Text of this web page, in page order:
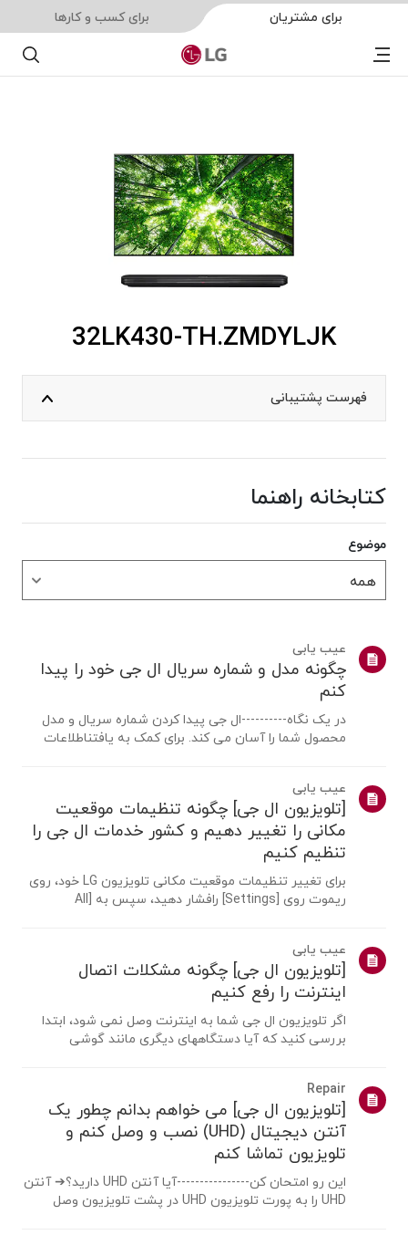
برای مشتریان برای کسب و کارها
Menu جستجو
32LK430-TH.ZMDYLJK
فهرست پشتیبانی
کتابخانه راهنما
موضوع
عیب یابی
چگونه مدل و شماره سریال ال جی خود را پیدا
کنم
در یک نگاه----------ال جی پیدا کردن شماره سریال و مدل
محصول شما را آسان می کند. برای کمک به یافتناطلاعات
مدل ها ایجاد شده است، بنابرا...
عیب یابی
[تلویزیون ال جی] چگونه تنظیمات موقعیت
مکانی را تغییر دهیم و کشور خدمات ال جی را
تنظیم کنیم
برای تغییر تنظیمات موقعیت مکانی تلویزیون LG خود، روی
ریموت روی [Settings] رافشار دهید، سپس به [All
متفاوت باشد. تنظیمات ست تاپ باکس ممکناست برای
مدل...
عیب یابی
[تلویزیون ال جی] چگونه مشکلات اتصال
اینترنت را رفع کنیم
اگر تلویزیون ال جی شما به اینترنت وصل نمی شود، ابتدا
بررسی کنید که آیا دستگاههای دیگری مانند گوشی
مشکل از روتر یا ارائه دهنده اینترنت(ISP) ...
Repair
[تلویزیون ال جی] می خواهم بدانم چطور یک
آنتن دیجیتال (UHD) نصب و وصل کنم و
تلویزیون تماشا کنم
این رو امتحان کن----------------آیا آنتن UHD دارید؟➔ آنتن
UHD را به پورت تلویزیون UHD در پشت تلویزیون وصل